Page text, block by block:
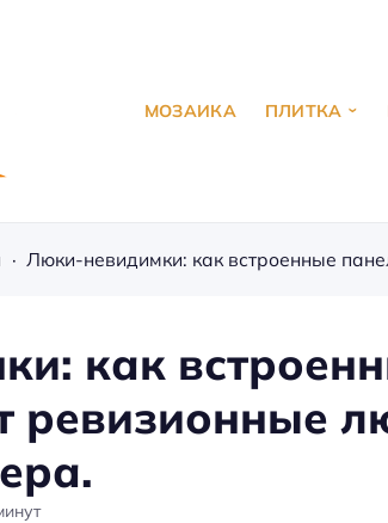
МОЗАИКА ПЛИТКА
как
ревизионные